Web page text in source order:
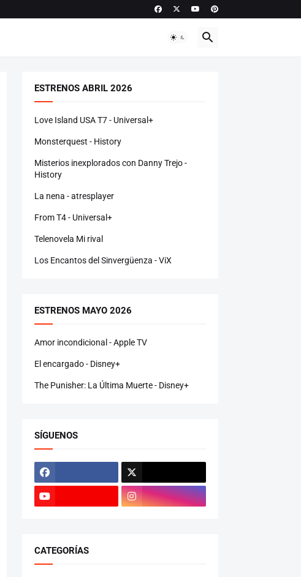
ESTRENOS ABRIL 2026
Love Island USA T7 - Universal+
Monsterquest - History
Misterios inexplorados con Danny Trejo -
History
La nena - atresplayer
From T4 - Universal+
Telenovela Mi rival
Los Encantos del Sinvergüenza - ViX
ESTRENOS MAYO 2026
Amor incondicional - Apple TV
El encargado - Disney+
The Punisher: La Última Muerte - Disney+
SÍGUENOS
CATEGORÍAS